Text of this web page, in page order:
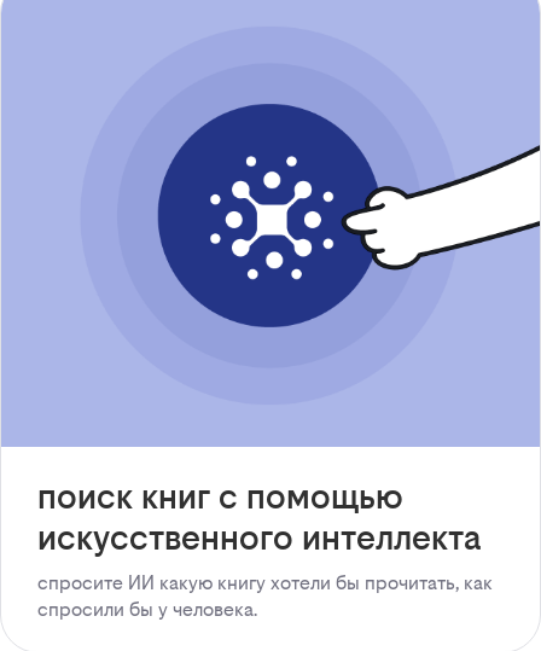
поиск книг с помощью
искусственного интеллекта
спросите ИИ какую книгу хотели бы прочитать, как
спросили бы у человека.